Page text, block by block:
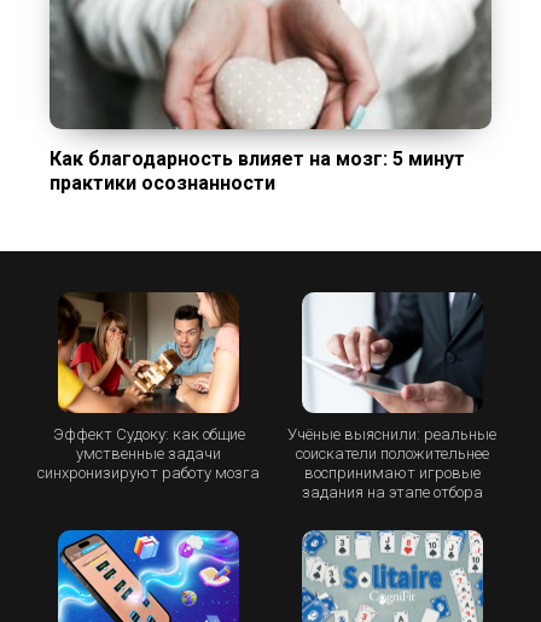
Как благодарность влияет на мозг: 5 минут
практики осознанности
Эффект Судоку: как общие
умственные задачи
синхронизируют работу мозга
Учёные выяснили: реальные
соискатели положительнее
воспринимают игровые
задания на этапе отбора